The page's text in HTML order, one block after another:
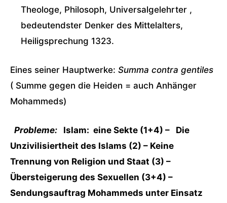
Theologe, Philosoph, Universalgelehrter ,
bedeutendster Denker des Mittelalters,
Heiligsprechung 1323.
Eines seiner Hauptwerke: Summa contra gentiles
( Summe gegen die Heiden = auch Anhänger
Mohammeds)
Probleme: Islam: eine Sekte (1+4) – Die
Unzivilisiertheit des Islams (2) – Keine
Trennung von Religion und Staat (3) –
Übersteigerung des Sexuellen (3+4) –
Sendungsauftrag Mohammeds unter Einsatz